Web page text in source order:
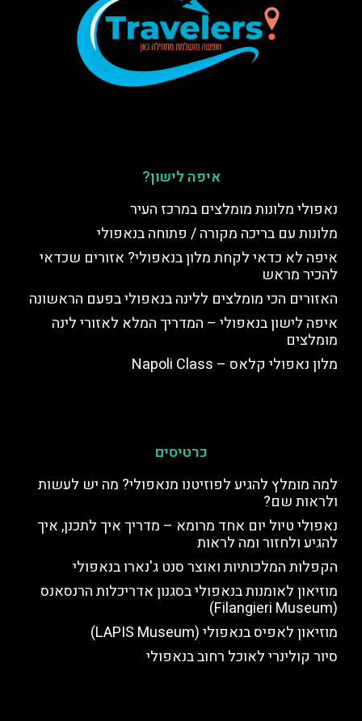
איפה לישון?
נאפולי מלונות מומלצים במרכז העיר
מלונות עם בריכה מקורה / פתוחה בנאפולי
איפה לא כדאי לקחת מלון בנאפולי? אזורים שכדאי
להכיר מראש
האזורים הכי מומלצים ללינה בנאפולי בפעם הראשונה
איפה לישון בנאפולי – המדריך המלא לאזורי לינה
מומלצים
מלון נאפולי קלאס – Napoli Class
כרטיסים
למה מומלץ להגיע לפוזיטנו מנאפולי? מה יש לעשות
ולראות שם?
נאפולי טיול יום אחד מרומא – מדריך איך לתכנן, איך
להגיע ולחזור ומה לראות
הקפלות המלכותיות ואוצר סנט ג'נארו בנאפולי
מוזיאון לאומנות בנאפולי בסגנון אדריכלות הרנסאנס
(Filangieri Museum)
מוזיאון לאפיס בנאפולי (LAPIS Museum)
סיור קולינרי לאוכל רחוב בנאפולי